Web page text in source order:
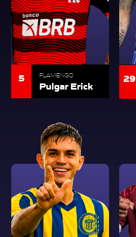
5 FLAMENGO
Pulgar Erick
29